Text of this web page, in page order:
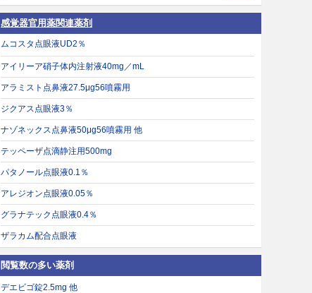
感覚器官用薬関連薬剤
ムコスタ点眼液UD2％
アイリーア硝子体内注射液40mg／mL
アラミスト点鼻液27.5μg56噴霧用
ジクアス点眼液3％
ナゾネックス点鼻液50μg56噴霧用 他
テッペーザ点滴静注用500mg
パタノール点眼液0.1％
アレジオン点眼液0.05％
グラナテック点眼液0.4％
ザラカム配合点眼液
閲覧数の多い薬剤
デエビゴ錠2.5mg 他